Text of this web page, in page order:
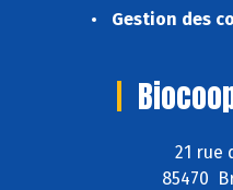
Gestion des
21 rue
85470